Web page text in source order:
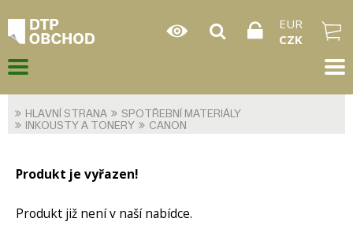
EUR
CZK
HLAVNÍ STRANA
SPOTŘEBNÍ MATERIÁLY
INKOUSTY A TONERY
CANON
Produkt je vyřazen!
Produkt již není v naší nabídce.